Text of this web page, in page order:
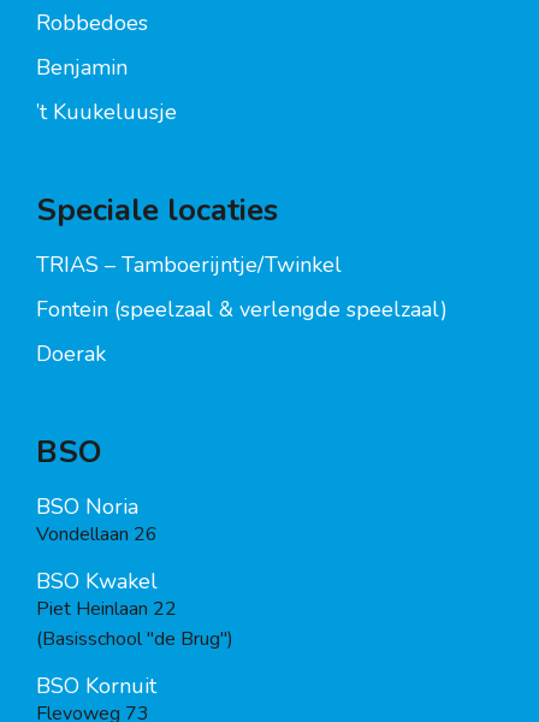
Robbedoes
Benjamin
’t Kuukeluusje
Speciale locaties
TRIAS – Tamboerijntje/Twinkel
Fontein (speelzaal & verlengde speelzaal)
Doerak
BSO
BSO Noria
Vondellaan 26
BSO Kwakel
Piet Heinlaan 22
(Basisschool "de Brug")
BSO Kornuit
Flevoweg 73